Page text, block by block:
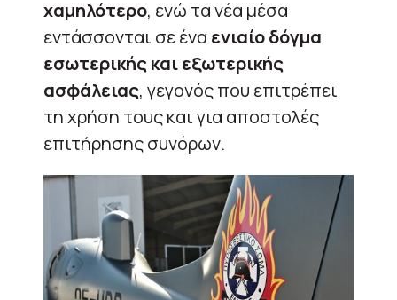
χαμηλότερο, ενώ τα νέα μέσα
εντάσσονται σε ένα ενιαίο δόγμα
εσωτερικής και εξωτερικής
ασφάλειας, γεγονός που επιτρέπει
τη χρήση τους και για αποστολές
επιτήρησης συνόρων.